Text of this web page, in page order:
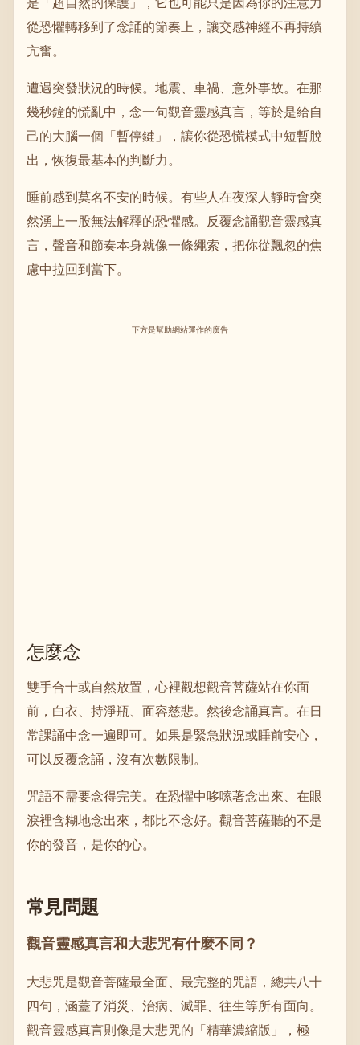
是「超自然的保護」，它也可能只是因為你的注意力
從恐懼轉移到了念誦的節奏上，讓交感神經不再持續
亢奮。
遭遇突發狀況的時候。地震、車禍、意外事故。在那
幾秒鐘的慌亂中，念一句觀音靈感真言，等於是給自
己的大腦一個「暫停鍵」，讓你從恐慌模式中短暫脫
出，恢復最基本的判斷力。
睡前感到莫名不安的時候。有些人在夜深人靜時會突
然湧上一股無法解釋的恐懼感。反覆念誦觀音靈感真
言，聲音和節奏本身就像一條繩索，把你從飄忽的焦
慮中拉回到當下。
下方是幫助網站運作的廣告
怎麼念
雙手合十或自然放置，心裡觀想觀音菩薩站在你面
前，白衣、持淨瓶、面容慈悲。然後念誦真言。在日
常課誦中念一遍即可。如果是緊急狀況或睡前安心，
可以反覆念誦，沒有次數限制。
咒語不需要念得完美。在恐懼中哆嗦著念出來、在眼
淚裡含糊地念出來，都比不念好。觀音菩薩聽的不是
你的發音，是你的心。
常見問題
觀音靈感真言和大悲咒有什麼不同？
大悲咒是觀音菩薩最全面、最完整的咒語，總共八十
四句，涵蓋了消災、治病、滅罪、往生等所有面向。
觀音靈感真言則像是大悲咒的「精華濃縮版」，極